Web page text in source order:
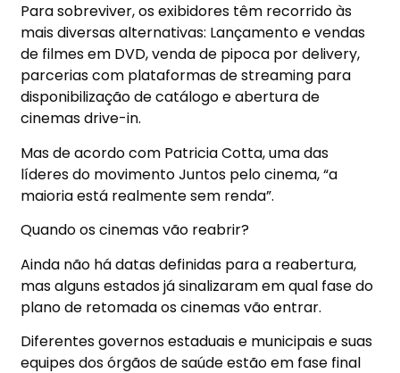
Para sobreviver, os exibidores têm recorrido às
mais diversas alternativas: Lançamento e vendas
de filmes em DVD, venda de pipoca por delivery,
parcerias com plataformas de streaming para
disponibilização de catálogo e abertura de
cinemas drive-in.
Mas de acordo com Patricia Cotta, uma das
líderes do movimento Juntos pelo cinema, “a
maioria está realmente sem renda”.
Quando os cinemas vão reabrir?
Ainda não há datas definidas para a reabertura,
mas alguns estados já sinalizaram em qual fase do
plano de retomada os cinemas vão entrar.
Diferentes governos estaduais e municipais e suas
equipes dos órgãos de saúde estão em fase final